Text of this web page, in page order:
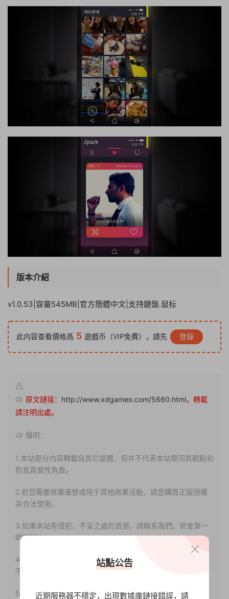
版本介紹
v1.0.53|容量545MB|官方簡體中文|支持鍵盤.鼠标
此内容查看價格爲 5 遊戲币（VIP免費），請先 登錄
原文鏈接： http://www.xdgameo.com/5660.html，轉載
請注明出處。
聲明：
1.本站部分内容轉載自其它媒體，但并不代表本站贊同其觀點和
對其真實性負責。
2.若您需要商業運營或用于其他商業活動，請您購買正版授權
并合法使用。
3.如果本站有侵犯、不妥之處的資源，請聯系我們。将會第一
時間解決！
4.本站部分内容均由互聯網收集整理，僅供大家參考、學習，
不存在任何商業目的與商業用途。
5.本站提供的所有資源僅供參考學習使用，版權歸原著所有，
站點公告
近期服務器不穩定，出現數據庫鏈接錯誤，請